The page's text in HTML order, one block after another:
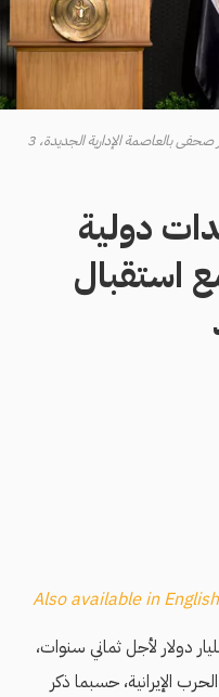
رئيس الوزراء ومديرة صندوق النقد الدولي في مؤتمر صحفى بالعاصمة الإدارية الجديدة، 3
دولية
استقبال
Also available in English
دولار لأجل ثماني سنوات،
الإيرانية، حسبما ذكر